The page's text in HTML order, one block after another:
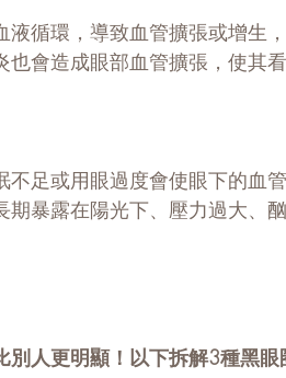
循環，導致血管擴張或增生
會造成眼部血管擴張，使其
足或用眼過度會使眼下的血
暴露在陽光下、壓力過大、
人更明顯！以下拆解3種黑眼